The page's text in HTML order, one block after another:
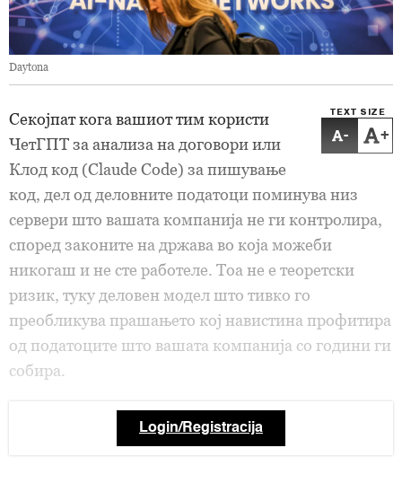
Daytona
TEXT SIZE
- +
Секојпат кога вашиот тим користи
ЧетГПТ за анализа на договори или
Клод код (Claude Code) за пишување
код, дел од деловните податоци поминува низ
сервери што вашата компанија не ги контролира,
според законите на држава во која можеби
никогаш и не сте работеле. Тоа не е теоретски
ризик, туку деловен модел што тивко го
преобликува прашањето кој навистина профитира
од податоците што вашата компанија со години ги
собира.
Login/Registracija